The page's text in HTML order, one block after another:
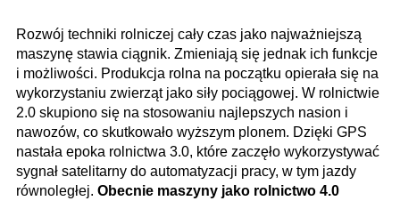
Rozwój techniki rolniczej cały czas jako najważniejszą
maszynę stawia ciągnik. Zmieniają się jednak ich funkcje
i możliwości. Produkcja rolna na początku opierała się na
wykorzystaniu zwierząt jako siły pociągowej. W rolnictwie
2.0 skupiono się na stosowaniu najlepszych nasion i
nawozów, co skutkowało wyższym plonem. Dzięki GPS
nastała epoka rolnictwa 3.0, które zaczęło wykorzystywać
sygnał satelitarny do automatyzacji pracy, w tym jazdy
równoległej. Obecnie maszyny jako rolnictwo 4.0